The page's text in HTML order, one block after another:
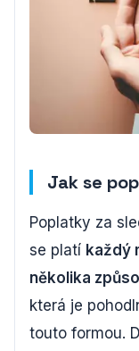
Jak se
Poplatky za
se platí každý
několika
která je
touto formou.